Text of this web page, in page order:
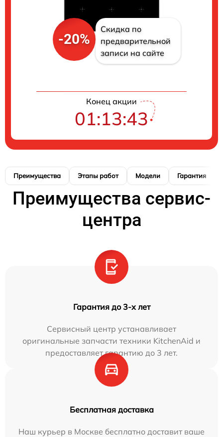
-20%
Скидка по
предварительной
записи на сайте
Конец акции
01:13:42
Преимущества Этапы работ Модели Гарантия
Преимущества сервис-
центра
Гарантия до 3-х лет
Сервисный центр устанавливает
оригинальные запчасти техники KitchenAid и
предоставляет гарантию до 3 лет.
Бесплатная доставка
Наш курьер в Москве бесплатно доставит ваше